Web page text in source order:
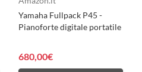
Yamaha Fullpack P45 -
Pianoforte digitale portatile
680,00€